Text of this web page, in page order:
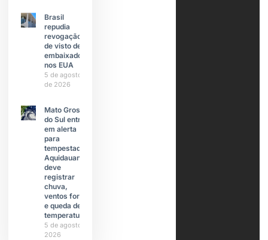
Brasil
repudia
revogação
de visto de
embaixadora
nos EUA
5 de agosto
de 2026
Mato Grosso
do Sul entra
em alerta
para
tempestades;
Aquidauana
deve
registrar
chuva,
ventos fortes
e queda de
temperatura
5 de agosto de
2026